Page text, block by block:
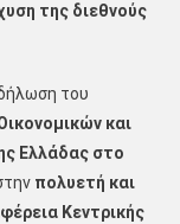
της διεθνούς
του
και
Ελλάδας στο
πολυετή και
Κεντρικής